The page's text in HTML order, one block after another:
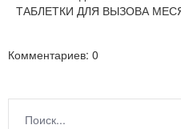
ТАБЛЕТКИ ДЛЯ ВЫЗОВА
Комментариев: 0